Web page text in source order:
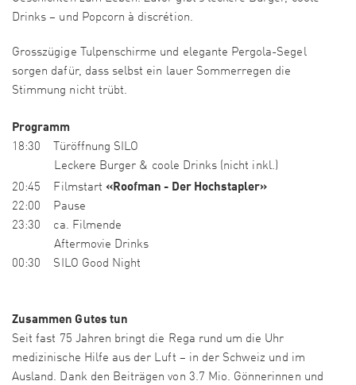
Drinks – und Popcorn à discrétion.
Grosszügige Tulpenschirme und elegante Pergola-Segel
sorgen dafür, dass selbst ein lauer Sommerregen die
Stimmung nicht trübt.
Programm
18:30 Türöffnung SILO
Leckere Burger & coole Drinks (nicht inkl.)
20:45 Filmstart «Roofman - Der Hochstapler»
22:00 Pause
23:30 ca. Filmende
Aftermovie Drinks
00:30 SILO Good Night
Zusammen Gutes tun
Seit fast 75 Jahren bringt die Rega rund um die Uhr
medizinische Hilfe aus der Luft – in der Schweiz und im
Ausland. Dank den Beiträgen von 3.7 Mio. Gönnerinnen und